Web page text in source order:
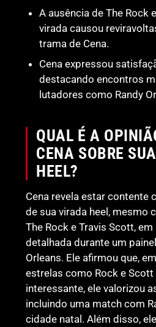
A ausência de The Rock
virada causou
trama de Cena.
Cena expressou
destacando encontros
lutadores como Randy
QUAL É A
CENA SOBRE
HEEL?
Cena revela estar contente
de sua virada heel, mesmo
The Rock e Travis Scott,
detalhada durante um
Orleans. Ele afirmou que,
estrelas como Rock e
interessante, ele valorizou
incluindo uma match com
cidade natal. Além disso,